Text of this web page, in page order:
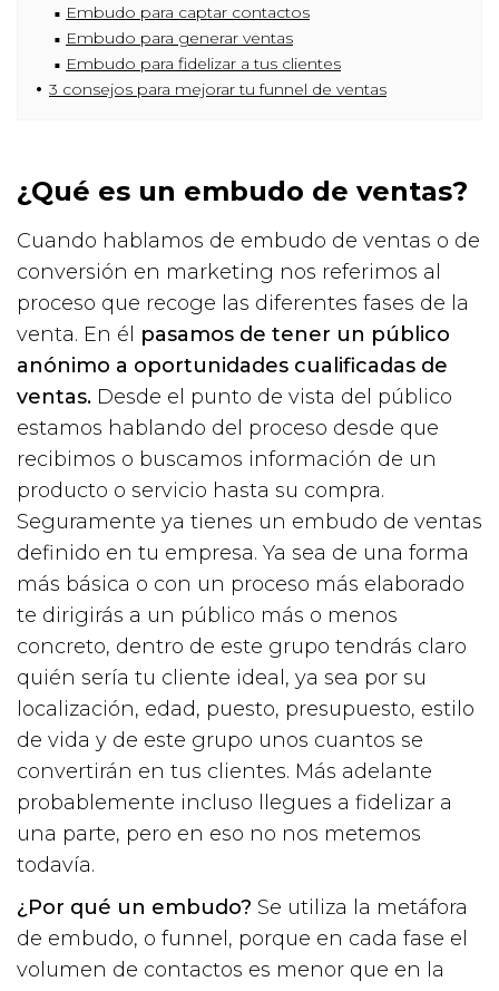
Embudo para captar contactos
Embudo para generar ventas
Embudo para fidelizar a tus clientes
3 consejos para mejorar tu funnel de ventas
¿Qué es un embudo de ventas?
Cuando hablamos de embudo de ventas o de
conversión en marketing nos referimos al
proceso que recoge las diferentes fases de la
venta. En él pasamos de tener un público
anónimo a oportunidades cualificadas de
ventas. Desde el punto de vista del público
estamos hablando del proceso desde que
recibimos o buscamos información de un
producto o servicio hasta su compra.
Seguramente ya tienes un embudo de ventas
definido en tu empresa. Ya sea de una forma
más básica o con un proceso más elaborado
te dirigirás a un público más o menos
concreto, dentro de este grupo tendrás claro
quién sería tu cliente ideal, ya sea por su
localización, edad, puesto, presupuesto, estilo
de vida y de este grupo unos cuantos se
convertirán en tus clientes. Más adelante
probablemente incluso llegues a fidelizar a
una parte, pero en eso no nos metemos
todavía.
¿Por qué un embudo? Se utiliza la metáfora
de embudo, o funnel, porque en cada fase el
volumen de contactos es menor que en la